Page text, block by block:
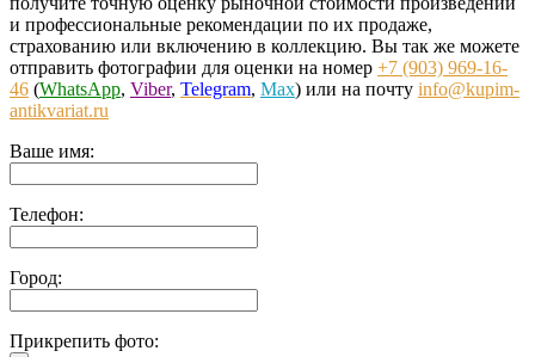
и профессиональные рекомендации по их продаже,
страхованию или включению в коллекцию. Вы так же можете
отправить фотографии для оценки на номер +7 (903) 969-16-
46 (WhatsApp, Viber, Telegram, Max) или на почту info@kupim-
antikvariat.ru
Ваше имя:
Телефон:
Город:
Прикрепить фото: